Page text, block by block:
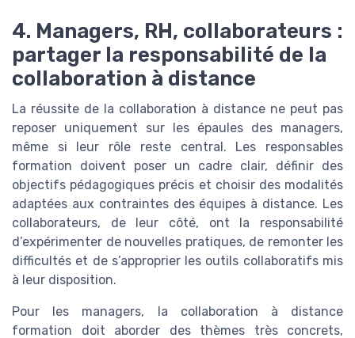
4. Managers, RH, collaborateurs :
partager la responsabilité de la
collaboration à distance
La réussite de la collaboration à distance ne peut pas
reposer uniquement sur les épaules des managers,
même si leur rôle reste central. Les responsables
formation doivent poser un cadre clair, définir des
objectifs pédagogiques précis et choisir des modalités
adaptées aux contraintes des équipes à distance. Les
collaborateurs, de leur côté, ont la responsabilité
d’expérimenter de nouvelles pratiques, de remonter les
difficultés et de s’approprier les outils collaboratifs mis
à leur disposition.
Pour les managers, la collaboration à distance
formation doit aborder des thèmes très concrets,